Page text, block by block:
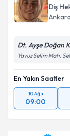
Diş
Ankara
Dt. Ayşe Doğan
Yavuz Selim Mah.
En Yakın Saatler
10 Ağu
09:00